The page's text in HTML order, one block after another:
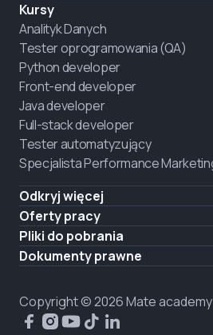
Kursy
Analityk Danych
Tester oprogramowania (QA)
Python developer
Front-end developer
Java developer
Full-stack developer
Tester automatyzujący
Specjalista Performance
Odkryj więcej
Formaty nauczania
O nas
Ogłoszenie
Oferty pracy
Zatrudnij absolwenta
Pliki do pobrania
iOS
Dokumenty prawne
Polityka prywatności
Polityka plików cookies
Copyright © 2026 Mate academy